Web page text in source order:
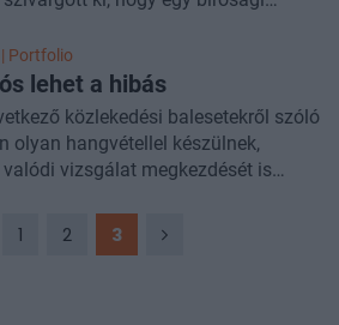
Portfolio
lehet a hibás
közlekedési balesetekről szóló
olyan hangvétellel készülnek,
vizsgálat megkezdését is
nagyon más, amire egy friss
1 2 3